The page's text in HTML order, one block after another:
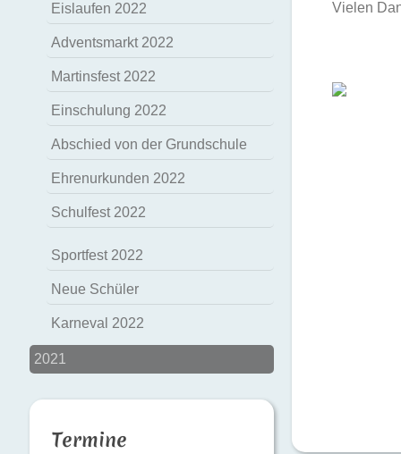
Eislaufen 2022
Adventsmarkt 2022
Martinsfest 2022
Einschulung 2022
Abschied von der Grundschule
Ehrenurkunden 2022
Schulfest 2022
Sportfest 2022
Neue Schüler
Karneval 2022
2021
Termine
Vielen